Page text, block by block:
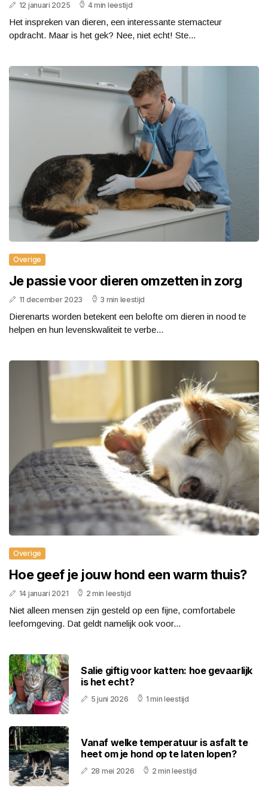
12 januari 2025 4 min leestijd
Het inspreken van dieren, een interessante stemacteur
opdracht. Maar is het gek? Nee, niet echt! Ste...
Overige
Je passie voor dieren omzetten in zorg
11 december 2023 3 min leestijd
Dierenarts worden betekent een belofte om dieren in nood te
helpen en hun levenskwaliteit te verbe...
Overige
Hoe geef je jouw hond een warm thuis?
14 januari 2021 2 min leestijd
Niet alleen mensen zijn gesteld op een fijne, comfortabele
leefomgeving. Dat geldt namelijk ook voor...
Salie giftig voor katten: hoe gevaarlijk
is het echt?
5 juni 2026 1 min leestijd
Vanaf welke temperatuur is asfalt te
heet om je hond op te laten lopen?
28 mei 2026 2 min leestijd